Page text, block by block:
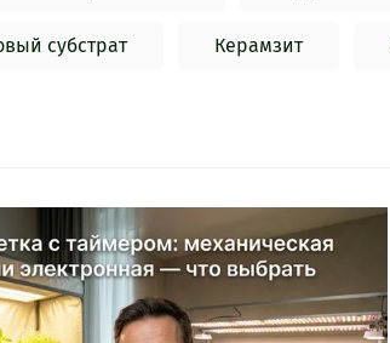
субстрат Керамзит